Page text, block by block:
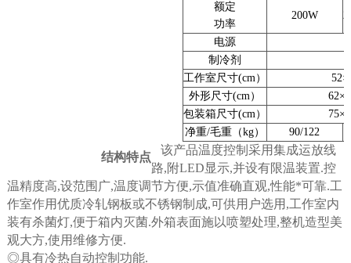
额定
功率
200W
电源
制冷剂
工作室尺寸(cm）
52
外形尺寸(cm）
62
包装箱尺寸(cm）
75
净重/毛重（kg）
90/122
结构特点
该产品温度控制采用集成运放线
路,附LED显示,并设有限温装置.控
温精度高,设范围广,温度调节方便,示值准确直观,性能*可靠.工
作室作用优质冷轧钢板或不锈钢制成,可供用户选用 ,工作室内
装有杀菌灯,便于箱内灭菌.外箱表面施以喷塑处理,整机造型美
观大方,使用维修方便.
◎具有冷热自动控制功能.